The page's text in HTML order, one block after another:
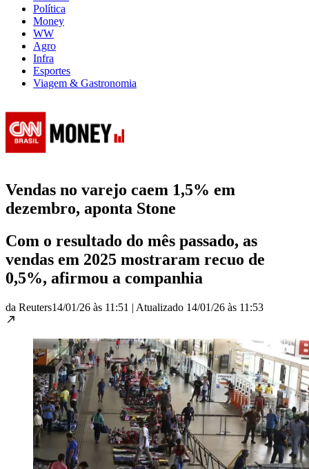
Política
Money
WW
Agro
Infra
Esportes
Viagem & Gastronomia
Vendas no varejo caem 1,5% em
dezembro, aponta Stone
Com o resultado ‌do mês passado, as
vendas em 2025 mostraram recuo de
0,5%, afirmou a companhia
da Reuters14/01/26 às 11:51 | Atualizado 14/01/26 às 11:53